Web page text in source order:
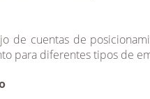
de cuentas de
para diferentes tipos de